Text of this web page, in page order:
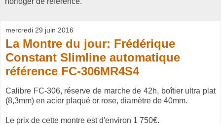
mercredi 29 juin 2016
La Montre du jour: Frédérique
Constant Slimline automatique
référence FC-306MR4S4
Calibre FC-306, réserve de marche de 42h, boîtier ultra plat
(8,3mm) en acier plaqué or rose, diamètre de 40mm.
Le prix de cette montre est d'environ 1 750€.